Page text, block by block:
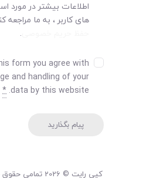
اطلاعات بیشتر در مورد
های کاربر ، به ما مراجعه
.
form you agree with
and handling of your
data by this website.
*
کپی رایت © 2026